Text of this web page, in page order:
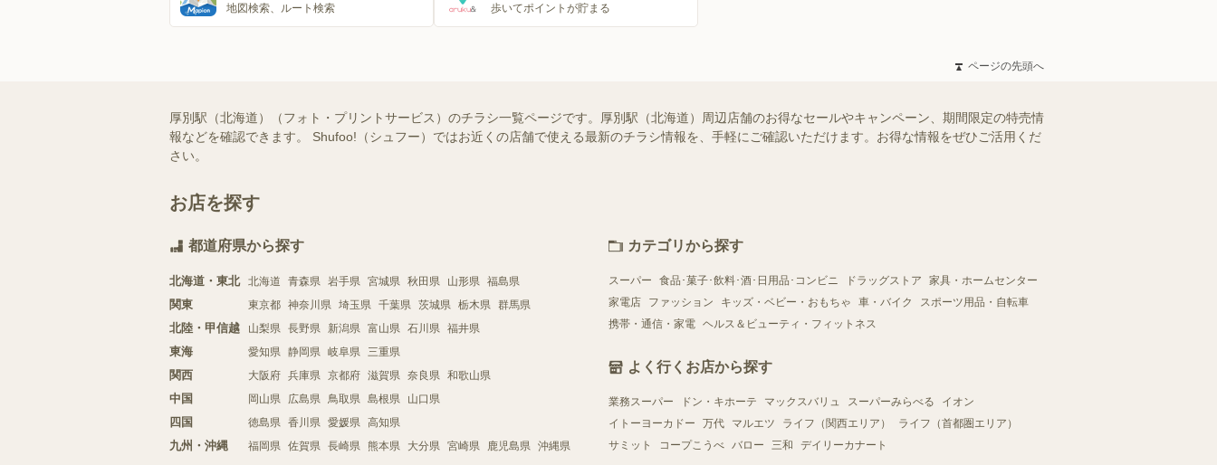
地図検索、ルート検索
歩いてポイントが貯まる
ページの先頭へ
厚別駅（北海道）（フォト・プリントサービス）のチラシ一覧ページです。厚別駅（北海道）周辺店舗のお得なセールやキャンペーン、期間限定の特売情
報などを確認できます。 Shufoo!（シュフー）ではお近くの店舗で使える最新のチラシ情報を、手軽にご確認いただけます。お得な情報をぜひご活用くだ
さい。
お店を探す
都道府県から探す
北海道・東北 北海道 青森県 岩手県 宮城県 秋田県 山形県 福島県
関東 東京都 神奈川県 埼玉県 千葉県 茨城県 栃木県 群馬県
北陸・甲信越 山梨県 長野県 新潟県 富山県 石川県 福井県
東海 愛知県 静岡県 岐阜県 三重県
関西 大阪府 兵庫県 京都府 滋賀県 奈良県 和歌山県
中国 岡山県 広島県 鳥取県 島根県 山口県
四国 徳島県 香川県 愛媛県 高知県
九州・沖縄 福岡県 佐賀県 長崎県 熊本県 大分県 宮崎県 鹿児島県 沖縄県
カテゴリから探す
スーパー 食品･菓子･飲料･酒･日用品･コンビニ ドラッグストア
家具・ホームセンター
家電店
ファッション キッズ・ベビー・おもちゃ 車・バイク
スポーツ用品・自転車
携帯・通信・家電 ヘルス＆ビューティ・フィットネス
よく行くお店から探す
業務スーパー ドン・キホーテ マックスバリュ スーパーみらべる
イオン
イトーヨーカドー
万代 マルエツ ライフ（関西エリア）
ライフ（首都圏エリア）
サミット
コープこうべ バロー 三和 デイリーカナート